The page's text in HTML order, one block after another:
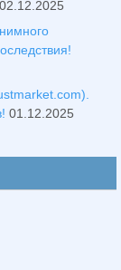
02.12.2025
01.12.2025